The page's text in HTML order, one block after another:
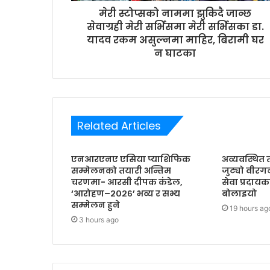
r
मेरी स्टोप्सको नाममा झुकिदै जान्छ
सेवाग्रही मेरी सर्भिसमा मेरी सर्भिसका डा.
यादव रकम असुल्नमा माहिर, बिरामी घर
न घाटका
Related Articles
एनआरएनए एसिया प्याशिफिक
सम्मेलनको तयारी अन्तिम
चरणमा- आरसी दीपक कंडेल,
‘आरोहण–२०२६’ भव्य र सभ्य
सम्मेलन हुने
3 hours ago
अव्यवस्थित
जुट्यो
सेवा
बोलाइयो
19 hours